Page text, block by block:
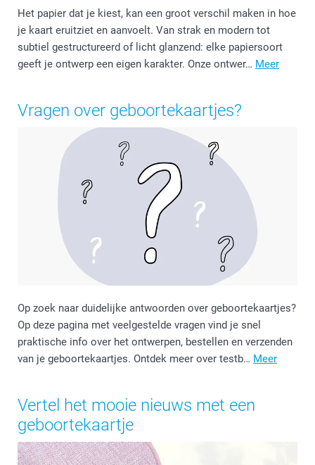
Het papier dat je kiest, kan een groot verschil maken in hoe
je kaart eruitziet en aanvoelt. Van strak en modern tot
subtiel gestructureerd of licht glanzend: elke papiersoort
geeft je ontwerp een eigen karakter. Onze ontwer… Meer
Vragen over geboortekaartjes?
Op zoek naar duidelijke antwoorden over geboortekaartjes?
Op deze pagina met veelgestelde vragen vind je snel
praktische info over het ontwerpen, bestellen en verzenden
van je geboortekaartjes. Ontdek meer over testb… Meer
Vertel het mooie nieuws met een
geboortekaartje